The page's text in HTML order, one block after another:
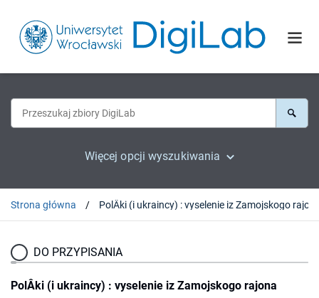
Więcej opcji wyszukiwania
Strona główna
DO PRZYPISANIA
PolÂki (i ukraincy) : vyselenie iz Zamojskogo rajona